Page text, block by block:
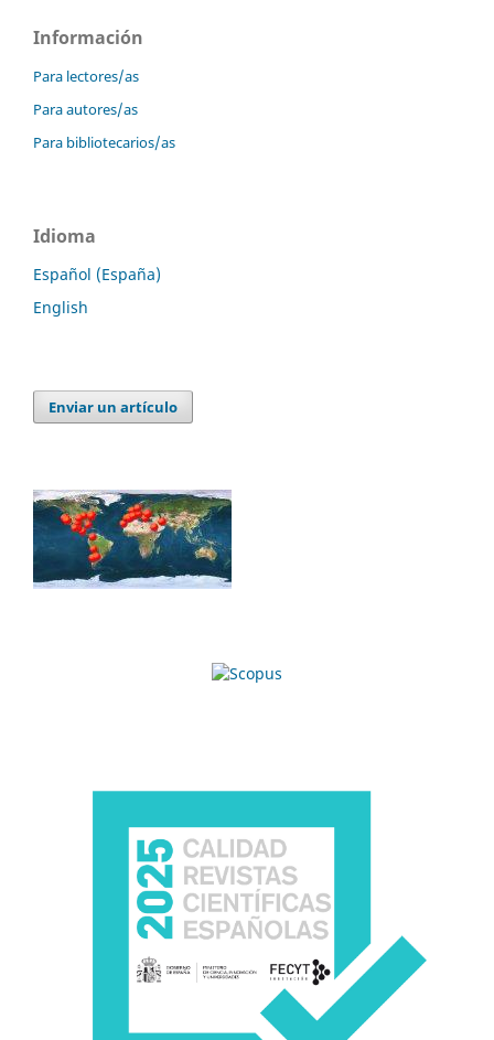
Información
Para lectores/as
Para autores/as
Para bibliotecarios/as
Idioma
Español (España)
English
Enviar un artículo